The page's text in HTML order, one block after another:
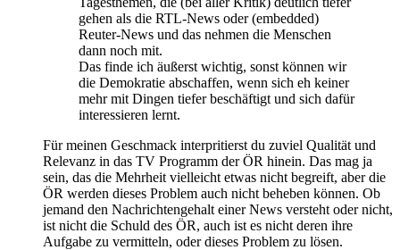
gehen als die RTL-News oder (embedded)
Reuter-News und das nehmen die Menschen
dann noch mit.
Das finde ich äußerst wichtig, sonst können wir
die Demokratie abschaffen, wenn sich eh keiner
mehr mit Dingen tiefer beschäftigt und sich dafür
interessieren lernt.
Für meinen Geschmack interpritierst du zuviel Qualität und
Relevanz in das TV Programm der ÖR hinein. Das mag ja
sein, das die Mehrheit vielleicht etwas nicht begreift, aber die
ÖR werden dieses Problem auch nicht beheben können. Ob
jemand den Nachrichtengehalt einer News versteht oder nicht,
ist nicht die Schuld des ÖR, auch ist es nicht deren ihre
Aufgabe zu vermitteln, oder dieses Problem zu lösen.